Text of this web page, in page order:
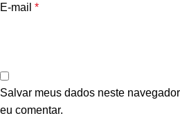
E-mail *
Salvar meus dados neste
eu comentar.